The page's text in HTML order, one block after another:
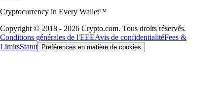
Cryptocurrency in Every Wallet™
Copyright © 2018 - 2026 Crypto.com. Tous droits réservés.
Conditions générales de l'EEEAvis de confidentialitéFees &
LimitsStatut Préférences en matière de cookies